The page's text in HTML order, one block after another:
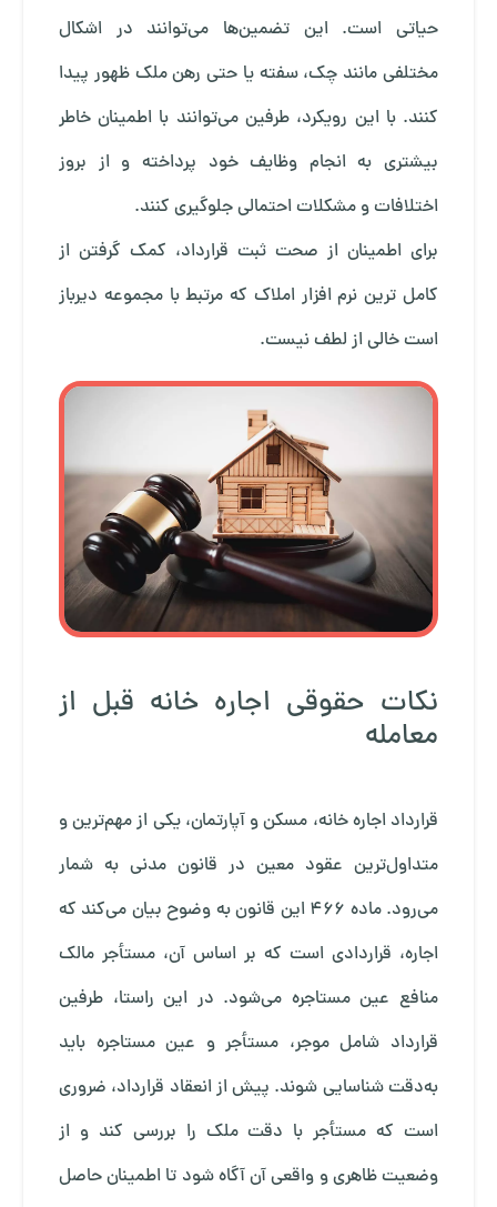
حیاتی است. این تضمین‌ها می‌توانند در اشکال
مختلفی مانند چک، سفته یا حتی رهن ملک ظهور پیدا
کنند. با این رویکرد، طرفین می‌توانند با اطمینان خاطر
بیشتری به انجام وظایف خود پرداخته و از بروز
اختلافات و مشکلات احتمالی جلوگیری کنند.
برای اطمینان از صحت ثبت قرارداد، کمک گرفتن از
کامل ترین نرم افزار املاک که مرتبط با مجموعه دیرباز
است خالی از لطف نیست.
نکات حقوقی اجاره خانه قبل از
معامله
قرارداد اجاره خانه، مسکن و آپارتمان، یکی از مهم‌ترین و
متداول‌ترین عقود معین در قانون مدنی به شمار
می‌رود. ماده ۴۶۶ این قانون به وضوح بیان می‌کند که
اجاره، قراردادی است که بر اساس آن، مستأجر مالک
منافع عین مستاجره می‌شود. در این راستا، طرفین
قرارداد شامل موجر، مستأجر و عین مستاجره باید
به‌دقت شناسایی شوند. پیش از انعقاد قرارداد، ضروری
است که مستأجر با دقت ملک را بررسی کند و از
وضعیت ظاهری و واقعی آن آگاه شود تا اطمینان حاصل